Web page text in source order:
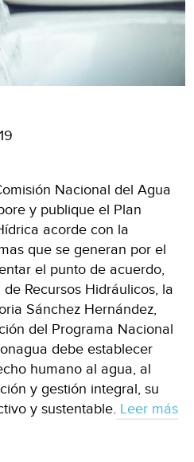
Nacional del Agua
y publique el Plan
acorde con la
que se generan por el
el punto de acuerdo,
Recursos Hidráulicos, la
Sánchez Hernández,
del Programa Nacional
debe establecer
humano al agua, al
y gestión integral, su
y sustentable. Leer más